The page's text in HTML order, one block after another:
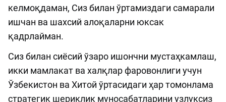
келмоқдаман, Сиз билан ўртамиздаги самарали
ишчан ва шахсий алоқаларни юксак
қадрлайман.
Сиз билан сиёсий ўзаро ишончни мустаҳкамлаш,
икки мамлакат ва халқлар фаровонлиги учун
Ўзбекистон ва Хитой ўртасидаги ҳар томонлама
стратегик шериклик муносабатларини узлуксиз